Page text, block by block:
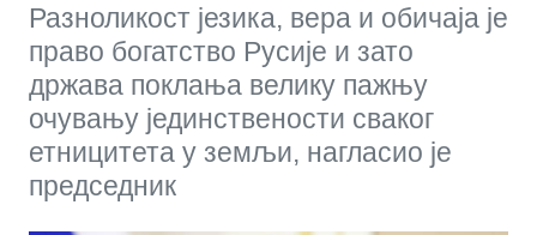
Разноликост језика, вера и обичаја је
право богатство Русије и зато
држава поклања велику пажњу
очувању јединствености сваког
етницитета у земљи, нагласио је
председник